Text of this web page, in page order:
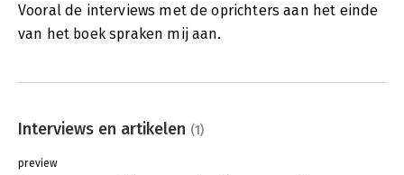
Vooral de interviews met de oprichters aan het einde
van het boek spraken mij aan.
Interviews en artikelen (1)
preview